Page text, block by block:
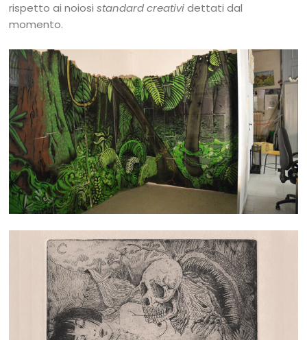
rispetto ai noiosistandard creatividettati dal
momento.